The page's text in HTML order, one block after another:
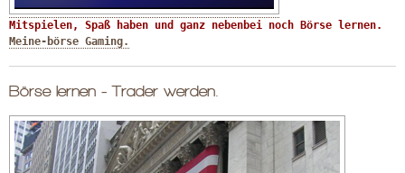
Meine-börse Gaming.
Börse lernen - Trader werden.